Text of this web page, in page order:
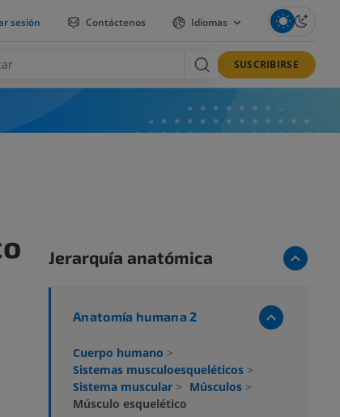
sesión Contáctenos Idiomas
SUSCRIBIRSE
Jerarquía anatómica
Anatomía humana 2
Cuerpo humano >
Sistemas musculoesqueléticos >
Sistema muscular > Músculos >
Músculo esquelético